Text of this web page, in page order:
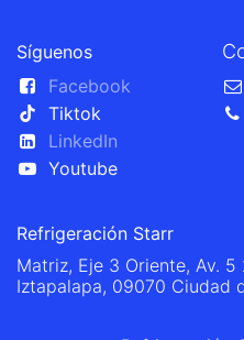
Síguenos
Facebook
Tiktok
LinkedIn
Youtube
Refrigeración Starr
Matriz, Eje 3 Oriente, Av. 5
Iztapalapa, 09070 Ciudad